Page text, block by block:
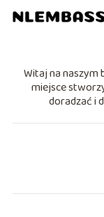
Witaj na naszym
miejsce
doradzać i